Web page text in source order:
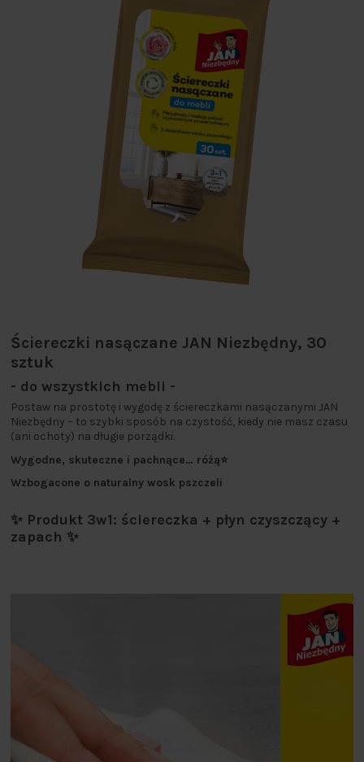
Ściereczki nasączane JAN Niezbędny, 30
sztuk
- do wszystkich mebli -
Postaw na prostotę i wygodę z ściereczkami nasączanymi JAN
Niezbędny – to szybki sposób na czystość, kiedy nie masz czasu
(ani ochoty) na długie porządki.
Wygodne, skuteczne i pachnące… różą⭐
Wzbogacone o naturalny wosk pszczeli
✨ Produkt 3w1: ściereczka + płyn czyszczący +
zapach ✨